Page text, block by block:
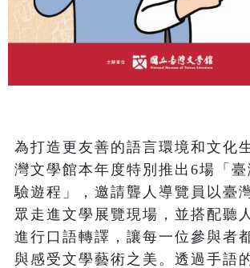
為打造更友善的語言環境和文化
灣文學館本年度特別推出6場「
驗遊程」，邀請聾人導覽員以臺
眾走進文學展覽現場，並搭配聽
進行口語轉譯，讓每一位參與者
與感受文學藝術之美。透過手語